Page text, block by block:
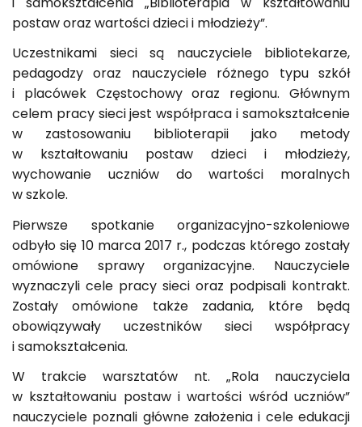
postaw oraz wartości dzieci i młodzieży”.
Uczestnikami sieci są nauczyciele bibliotekarze,
pedagodzy oraz nauczyciele różnego typu szkół
i placówek Częstochowy oraz regionu. Głównym
celem pracy sieci jest współpraca i samokształcenie
w zastosowaniu biblioterapii jako metody
w kształtowaniu postaw dzieci i młodzieży,
wychowanie uczniów do wartości moralnych
w szkole.
Pierwsze spotkanie organizacyjno-szkoleniowe
odbyło się 10 marca 2017 r., podczas którego zostały
omówione sprawy organizacyjne. Nauczyciele
wyznaczyli cele pracy sieci oraz podpisali kontrakt.
Zostały omówione także zadania, które będą
obowiązywały uczestników sieci współpracy
i samokształcenia.
W trakcie warsztatów nt. „Rola nauczyciela
w kształtowaniu postaw i wartości wśród uczniów”
nauczyciele poznali główne założenia i cele edukacji